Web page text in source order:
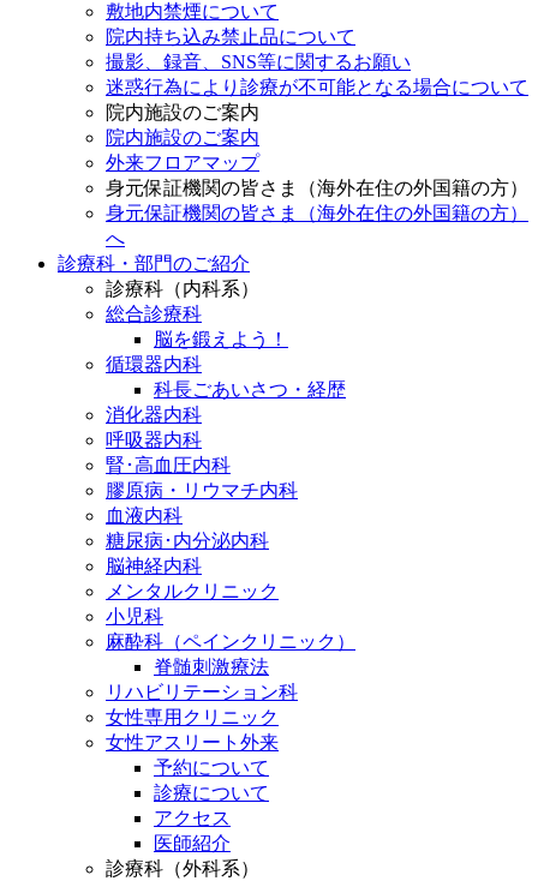
敷地内禁煙について
院内持ち込み禁止品について
撮影、録音、SNS等に関するお願い
迷惑行為により診療が不可能となる場合について
院内施設のご案内
院内施設のご案内
外来フロアマップ
身元保証機関の皆さま（海外在住の外国籍の方）
身元保証機関の皆さま（海外在住の外国籍の方）
へ
診療科・部門のご紹介
診療科（内科系）
総合診療科
脳を鍛えよう！
循環器内科
科長ごあいさつ・経歴
消化器内科
呼吸器内科
腎･高血圧内科
膠原病・リウマチ内科
血液内科
糖尿病･内分泌内科
脳神経内科
メンタルクリニック
小児科
麻酔科（ペインクリニック）
脊髄刺激療法
リハビリテーション科
女性専用クリニック
女性アスリート外来
予約について
診療について
アクセス
医師紹介
診療科（外科系）